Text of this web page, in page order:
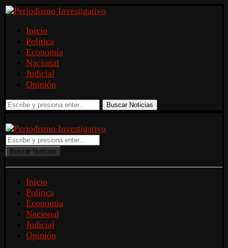
Inicio
Política
Economía
Nacional
Judicial
Opinión
Buscar Noticias
Buscar Noticias
Inicio
Política
Economía
Nacional
Judicial
Opinión